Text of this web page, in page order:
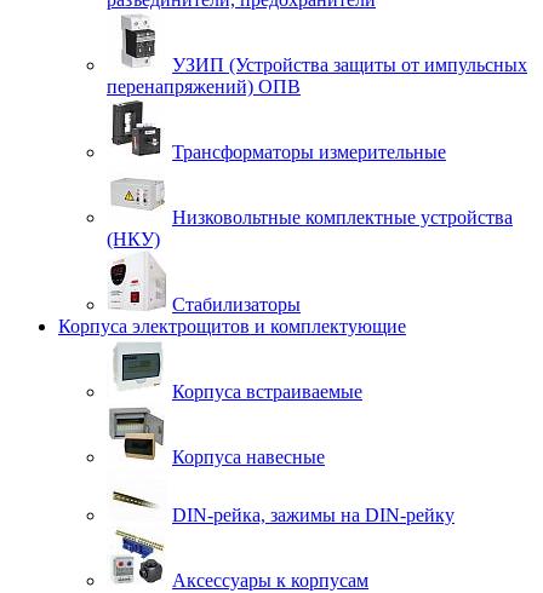
УЗИП (Устройства защиты от импульсных
перенапряжений) ОПВ
Трансформаторы измерительные
Низковольтные комплектные устройства
(НКУ)
Стабилизаторы
Корпуса электрощитов и комплектующие
Корпуса встраиваемые
Корпуса навесные
DIN-рейка, зажимы на DIN-рейку
Аксессуары к корпусам